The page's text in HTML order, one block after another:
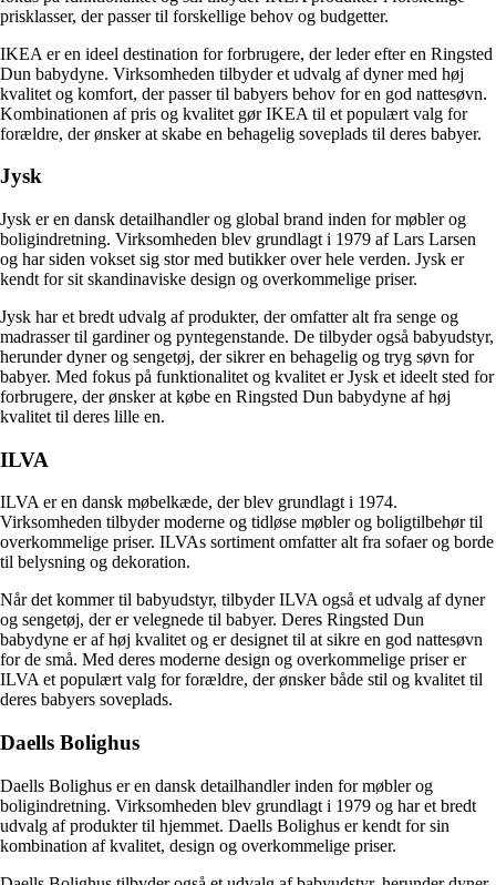
prisklasser, der passer til forskellige behov og budgetter.
IKEA er en ideel destination for forbrugere, der leder efter en Ringsted
Dun babydyne. Virksomheden tilbyder et udvalg af dyner med høj
kvalitet og komfort, der passer til babyers behov for en god nattesøvn.
Kombinationen af ​​pris og kvalitet gør IKEA til et populært valg for
forældre, der ønsker at skabe en behagelig soveplads til deres babyer.
Jysk
Jysk er en dansk detailhandler og global brand inden for møbler og
boligindretning. Virksomheden blev grundlagt i 1979 af Lars Larsen
og har siden vokset sig stor med butikker over hele verden. Jysk er
kendt for sit skandinaviske design og overkommelige priser.
Jysk har et bredt udvalg af produkter, der omfatter alt fra senge og
madrasser til gardiner og pyntegenstande. De tilbyder også babyudstyr,
herunder dyner og sengetøj, der sikrer en behagelig og tryg søvn for
babyer. Med fokus på funktionalitet og kvalitet er Jysk et ideelt sted for
forbrugere, der ønsker at købe en Ringsted Dun babydyne af høj
kvalitet til deres lille en.
ILVA
ILVA er en dansk møbelkæde, der blev grundlagt i 1974.
Virksomheden tilbyder moderne og tidløse møbler og boligtilbehør til
overkommelige priser. ILVAs sortiment omfatter alt fra sofaer og borde
til belysning og dekoration.
Når det kommer til babyudstyr, tilbyder ILVA også et udvalg af dyner
og sengetøj, der er velegnede til babyer. Deres Ringsted Dun
babydyne er af høj kvalitet og er designet til at sikre en god nattesøvn
for de små. Med deres moderne design og overkommelige priser er
ILVA et populært valg for forældre, der ønsker både stil og kvalitet til
deres babyers soveplads.
Daells Bolighus
Daells Bolighus er en dansk detailhandler inden for møbler og
boligindretning. Virksomheden blev grundlagt i 1979 og har et bredt
udvalg af produkter til hjemmet. Daells Bolighus er kendt for sin
kombination af kvalitet, design og overkommelige priser.